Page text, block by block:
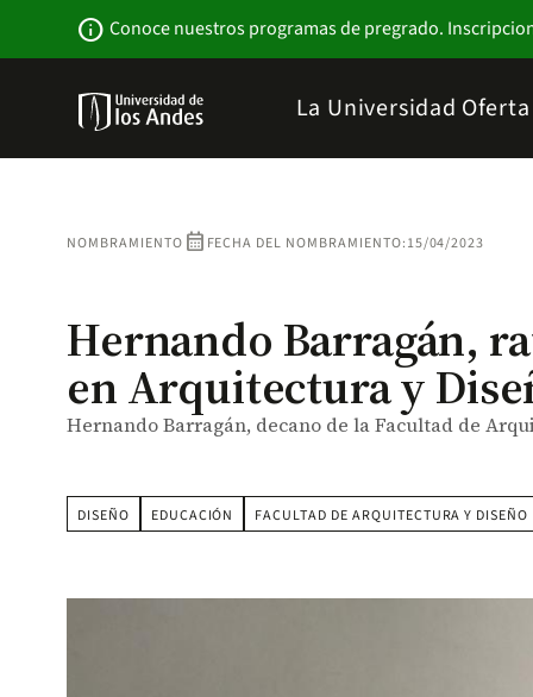
info Conoce nuestros programas de pregrado.
La Universidad
NOMBRAMIENTO calendar_month FECHA DEL NOMBRAMIENTO:15/04/2023
Hernando Barragán,
en Arquitectura y
Hernando Barragán, decano de la Facultad de
DISEÑO EDUCACIÓN FACULTAD DE ARQUITECTURA Y DISEÑO